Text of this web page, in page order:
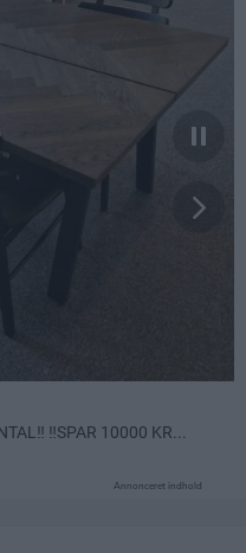
Annonceret indhold